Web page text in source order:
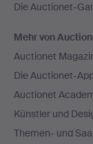
Die Auctionet-
Mehr von
Auctionet
Die Auctionet-
Auctionet
Künstler und
Themen- und